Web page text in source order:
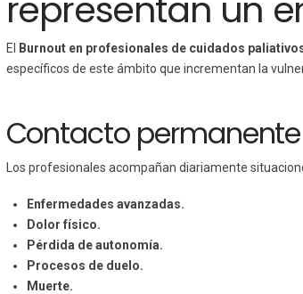
representan un
El Burnout en profesionales de cuidados
específicos de este ámbito que incrementan la
Contacto
Los profesionales acompañan diariamente
Enfermedades avanzadas.
Dolor físico.
Pérdida de autonomía.
Procesos de duelo.
Muerte.